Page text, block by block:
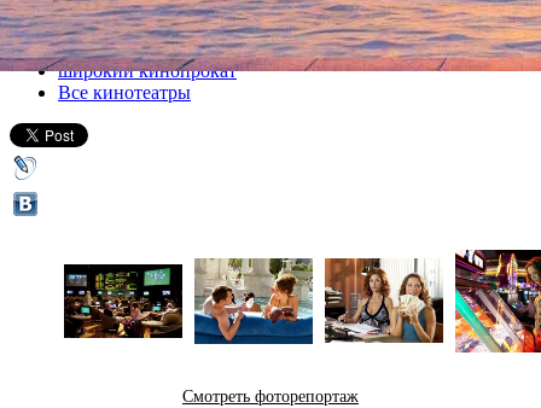
Все кино
широкий кинопрокат
Все кинотеатры
Смотреть фоторепортаж